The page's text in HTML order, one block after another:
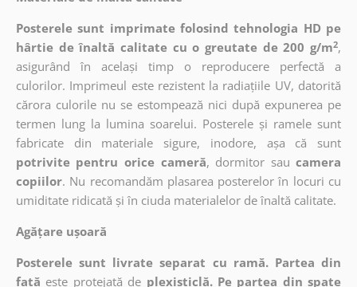
Posterele sunt imprimate folosind tehnologia HD pe
hârtie de înaltă calitate cu o greutate de 200 g/m2,
asigurând în același timp o reproducere perfectă a
culorilor. Imprimeul este rezistent la radiațiile UV, datorită
cărora culorile nu se estompează nici după expunerea pe
termen lung la lumina soarelui. Posterele și ramele sunt
fabricate din materiale sigure, inodore, așa că sunt
potrivite pentru orice cameră, dormitor sau camera
copiilor. Nu recomandăm plasarea posterelor în locuri cu
umiditate ridicată și în ciuda materialelor de înaltă calitate.
Agățare ușoară
Posterele sunt livrate separat cu ramă. Partea din
față este protejată de plexisticlă. Pe partea din spate